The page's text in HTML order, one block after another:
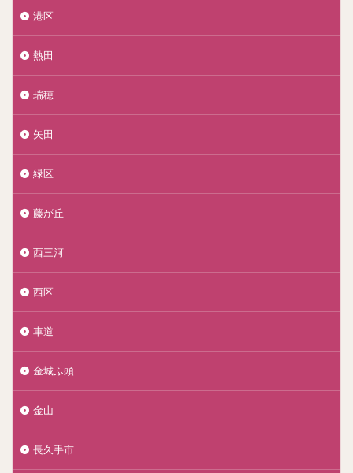
港区
熱田
瑞穂
矢田
緑区
藤が丘
西三河
西区
車道
金城ふ頭
金山
長久手市